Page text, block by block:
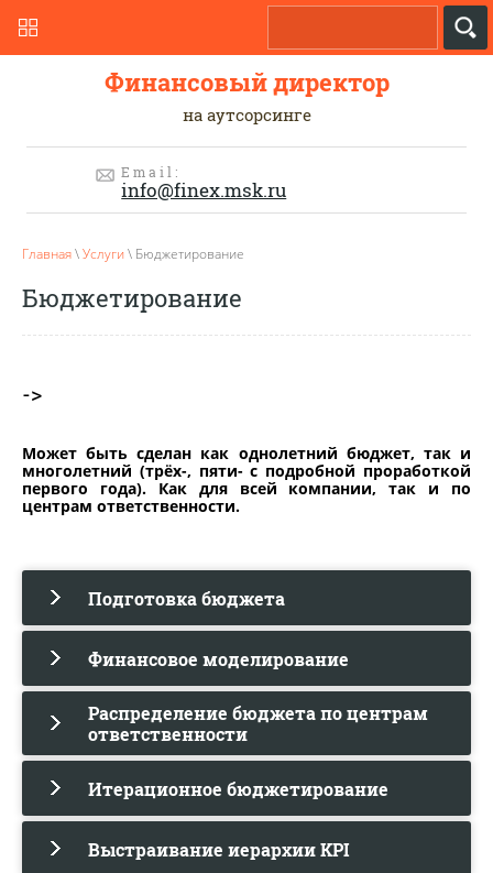
Финансовый директор
на аутсорсинге
Email:
info@finex.msk.ru
Главная\Услуги\ Бюджетирование
Бюджетирование
->
Может быть сделан как однолетний бюджет, так и
многолетний (трёх-, пяти- с подробной проработкой
первого года). Как для всей компании, так и по
центрам ответственности.
Подготовка бюджета
Финансовое моделирование
Распределение бюджета по центрам
ответственности
Итерационное бюджетирование
Выстраивание иерархии KPI